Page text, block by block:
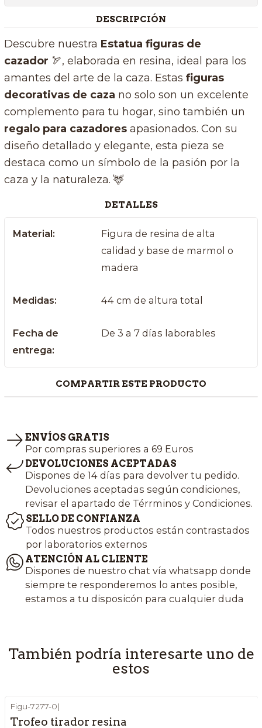
DESCRIPCIÓN
Descubre nuestra Estatua figuras de
cazador 🏹, elaborada en resina, ideal para los
amantes del arte de la caza. Estas figuras
decorativas de caza no solo son un excelente
complemento para tu hogar, sino también un
regalo para cazadoresapasionados. Con su
diseño detallado y elegante, esta pieza se
destaca como un símbolo de la pasión por la
caza y la naturaleza. 🦌
DETALLES
Material:
Figura de resina de alta
calidad y base de marmol o
madera
Medidas: 44 cm de altura total
Fecha de
entrega:
De 3 a 7 días laborables
COMPARTIR ESTE PRODUCTO
ENVÍOS GRATIS
Por compras superiores a 69 Euros
DEVOLUCIONES ACEPTADAS
Dispones de 14 días para devolver tu pedido.
Devoluciones aceptadas según condiciones,
revisar el apartado de Térrminos y Condiciones.
SELLO DE CONFIANZA
Todos nuestros productos están contrastados
por laboratorios externos
ATENCIÓN AL CLIENTE
Dispones de nuestro chat vía whatsapp donde
siempre te responderemos lo antes posible,
estamos a tu disposicón para cualquier duda
También podría interesarte uno de
estos
Figu-7277-0|
Trofeo tirador resina